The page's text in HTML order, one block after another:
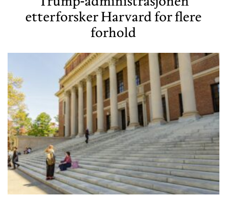
etterforsker Harvard for flere
forhold